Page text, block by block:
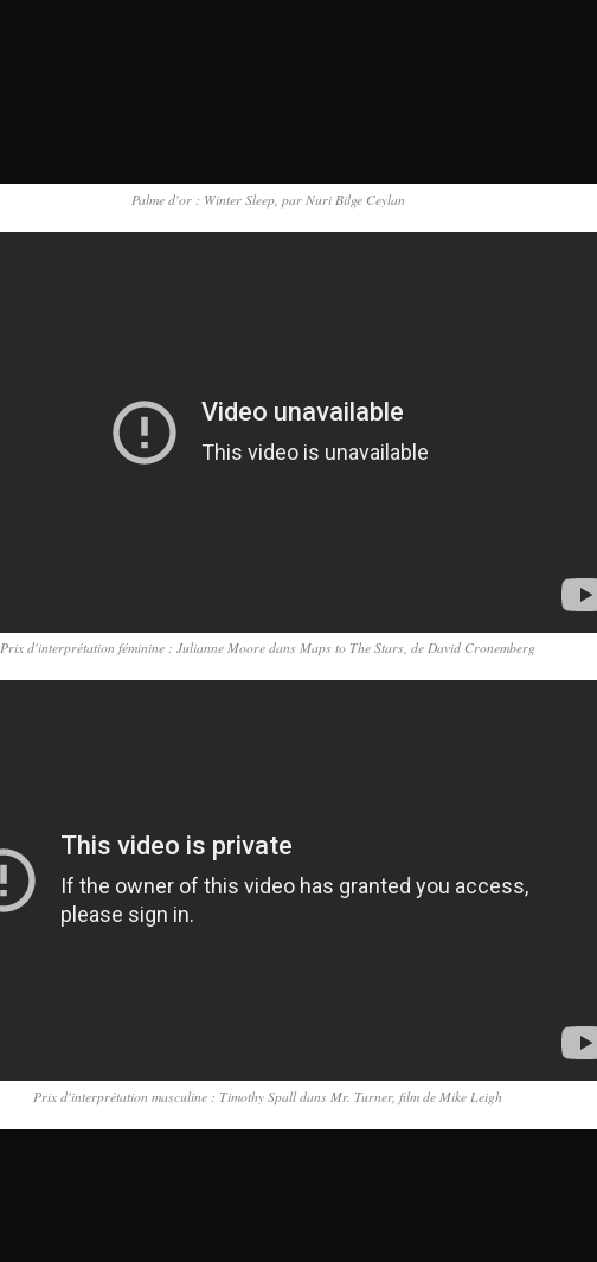
Palme d'or : Winter Sleep, par Nuri Bilge Ceylan
Prix d'interprétation féminine : Julianne Moore dans Maps to The Stars, de David Cronemberg
Prix d'interprétation masculine : Timothy Spall dans Mr. Turner, film de Mike Leigh